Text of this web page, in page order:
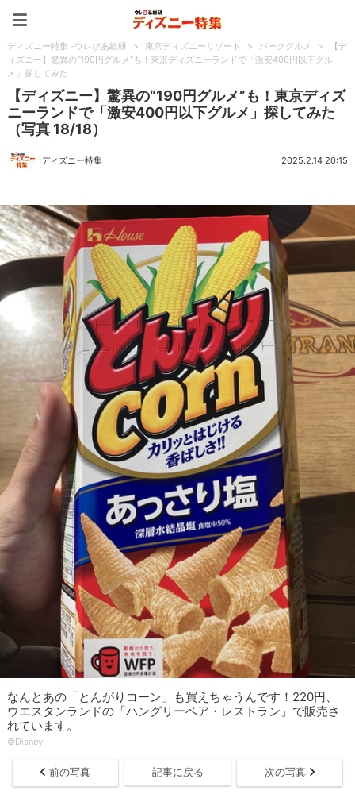
ディズニー特集 -ウレぴあ総研 > 東京ディズニーリゾート > パークグルメ >
【デ
ィズニー】驚異の“190円グルメ”も！東京ディズニーランドで「激安400円以下グル
メ」探してみた
【ディズニー】驚異の“190円グルメ”も！東京ディズ
ニーランドで「激安400円以下グルメ」探してみた
（写真 18/18）
ディズニー特集 2025.2.14 20:15
なんとあの「とんがりコーン」も買えちゃうんです！220円、
ウエスタンランドの「ハングリーベア・レストラン」で販売さ
れています。
©Disney
前の写真 記事に戻る 次の写真